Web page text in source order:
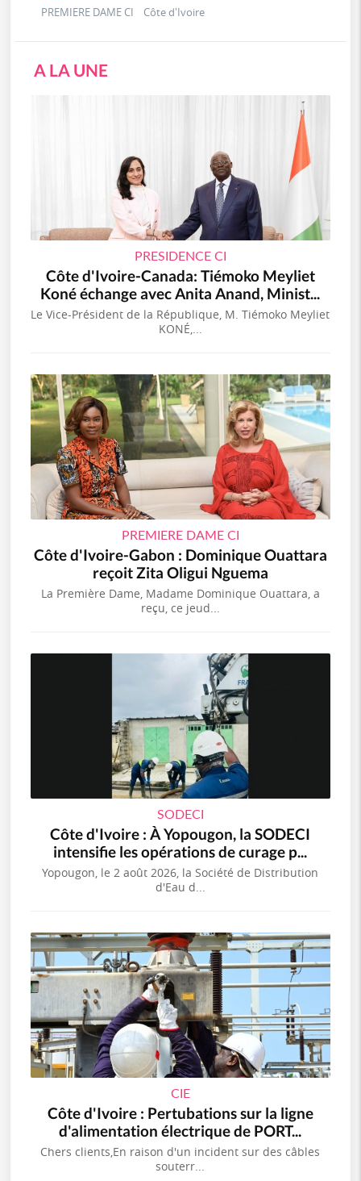
PREMIERE DAME CI Côte d'Ivoire
A LA UNE
PRESIDENCE CI
Côte d'Ivoire-Canada: Tiémoko Meyliet
Koné échange avec Anita Anand, Minist...
Le Vice-Président de la République, M. Tiémoko Meyliet
KONÉ,...
PREMIERE DAME CI
Côte d'Ivoire-Gabon : Dominique Ouattara
reçoit Zita Oligui Nguema
La Première Dame, Madame Dominique Ouattara, a
reçu, ce jeud...
SODECI
Côte d'Ivoire : À Yopougon, la SODECI
intensifie les opérations de curage p...
Yopougon, le 2 août 2026, la Société de Distribution
d'Eau d...
CIE
Côte d'Ivoire : Pertubations sur la ligne
d'alimentation électrique de PORT...
Chers clients,En raison d'un incident sur des câbles
souterr...